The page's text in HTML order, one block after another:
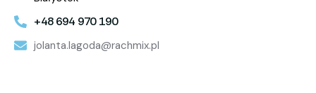
+48 694 970 190
jolanta.lagoda@rachmix.pl